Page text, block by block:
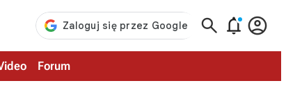
  
Forum